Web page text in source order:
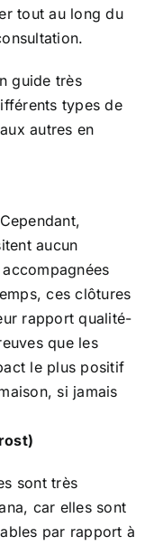
tout au long du
guide très
types de
autres en
aucun
ces clôtures
rapport qualité-
que les
le plus positif
si jamais
sont très
car elles sont
par rapport à